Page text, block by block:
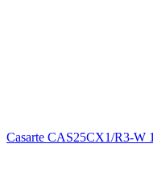
Casarte CAS25CX1/R3-